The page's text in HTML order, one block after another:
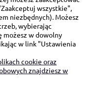
Z NAMI:
872
wszystkie",
niezbędnych). Możesz
wybierając
możesz w dowolny
w link "Ustawienia
cookie oraz
znajdziesz w